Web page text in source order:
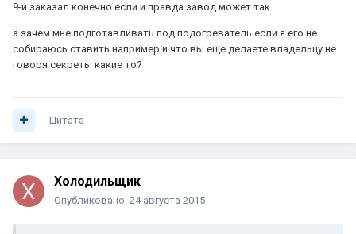
9-и заказал конечно если и правда завод может так
а зачем мне подготавливать под подогреватель если я его не
собираюсь ставить например и что вы еще делаете владельцу не
говоря секреты какие то?
Цитата
Холодильщик
Опубликовано: 24 августа 2015